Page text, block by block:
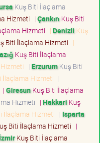
Kuş Biti İlaçlama
Hizmeti | Çankırı Kuş Biti
Hizmeti | Denizli Kuş
Biti İlaçlama Hizmeti |
Kuş Biti İlaçlama
| ErzurumKuş Biti
Hizmeti |
| GiresunKuş Biti İlaçlama
Hizmeti | Hakkari Kuş
İlaçlama Hizmeti | Isparta
Biti İlaçlama Hizmeti |
İzmirKuş Biti İlaçlama